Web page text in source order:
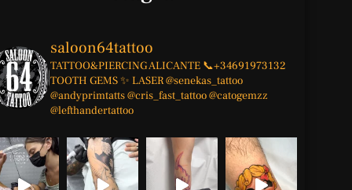
saloon64tattoo
TATTOO&PIERCINGALICANTE 📞+34691973132
TOOTH GEMS ✨ LASER@senekas_tattoo
@andyprimtatts@cris_fast_tattoo@catogemzz
@lefthandertattoo